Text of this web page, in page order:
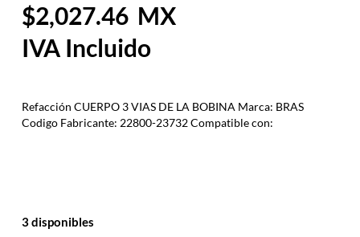
2,027.46
Refacción CUERPO 3 VIAS DE LA BOBINA Marca: BRAS
Codigo Fabricante: 22800-23732 Compatible con:
3 disponibles